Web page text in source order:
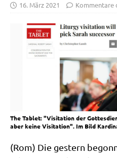
16. März 2021
The Tablet: "Visitation der
aber keine Visitation". Im Bild
(Rom) Die gestern